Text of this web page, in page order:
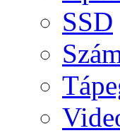
SSD